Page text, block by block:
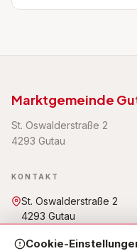
Marktgemeinde
St. Oswalderstraße 2
4293 Gutau
KONTAKT
St. Oswalderstraße 2
4293 Gutau
Cookie-